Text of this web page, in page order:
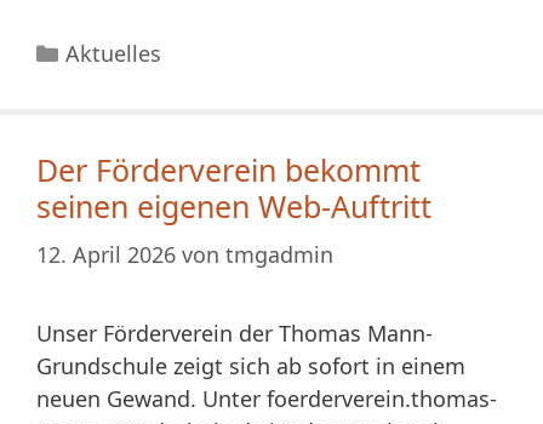
Kategorien
Aktuelles
Der Förderverein bekommt
seinen eigenen Web-Auftritt
12. April 2026 von tmgadmin
Unser Förderverein der Thomas Mann-
Grundschule zeigt sich ab sofort in einem
neuen Gewand. Unter foerderverein.thomas-